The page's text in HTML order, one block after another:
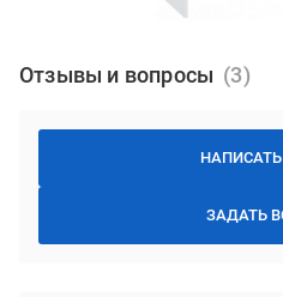
Отзывы и вопросы
ЗАДАТЬ